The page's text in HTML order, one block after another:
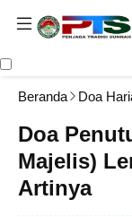
Beranda Doa
Doa
Majelis)
Artinya